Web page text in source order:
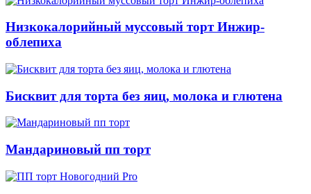
Низкокалорийный муссовый торт Инжир-
облепиха
Бисквит для торта без яиц, молока и глютена
Мандариновый пп торт